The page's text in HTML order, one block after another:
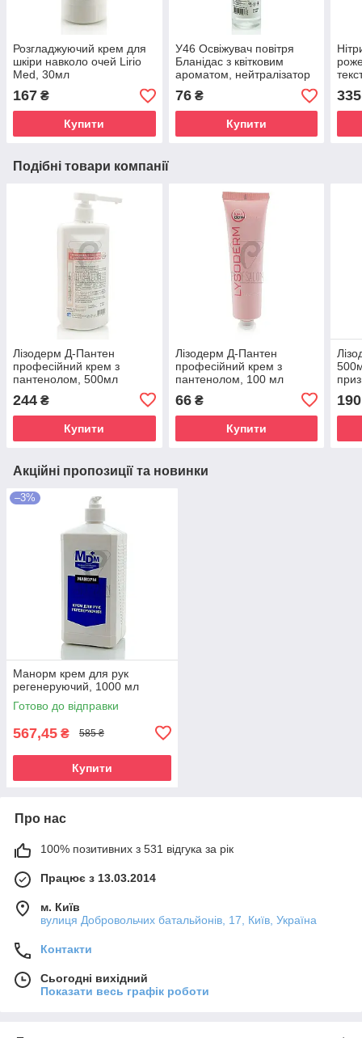
Розгладжуючий крем для
шкіри навколо очей Lirio
Med, 30мл
167 ₴
Купити
У46 Освіжувач повітря
Бланідас з квітковим
ароматом, нейтралізатор
76₴
Купити
335
Подібні товари компанії
Лізодерм Д-Пантен
професійний крем з
пантенолом, 500мл
244 ₴
Купити
Лізодерм Д-Пантен
професійний крем з
пантенолом, 100 мл
66₴
Купити
190
Акційні пропозиції та новинки
–3%
Манорм крем для рук
регенеруючий, 1000 мл
Готово до відправки
567,45 ₴ 585 ₴
Купити
Про нас
100% позитивних з 531 відгука за рік
Працює з 13.03.2014
м. Київ
вулиця Добровольчих батальйонів, 17, Київ, Україна
Контакти
Сьогодні вихідний
Показати весь графік роботи